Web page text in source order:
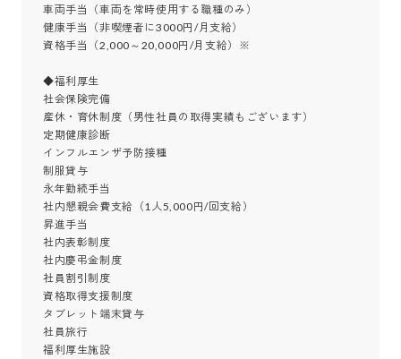
車両手当（車両を常時使用する職種のみ）
健康手当（非喫煙者に3000円/月支給）
資格手当（2,000～20,000円/月支給）※
◆福利厚生
社会保険完備
産休・育休制度（男性社員の取得実績もございます）
定期健康診断
インフルエンザ予防接種
制服貸与
永年勤続手当
社内懇親会費支給（1人5,000円/回支給）
昇進手当
社内表彰制度
社内慶弔金制度
社員割引制度
資格取得支援制度
タブレット端末貸与
社員旅行
福利厚生施設